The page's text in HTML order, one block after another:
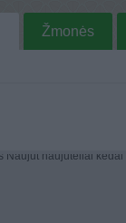
Žmonės